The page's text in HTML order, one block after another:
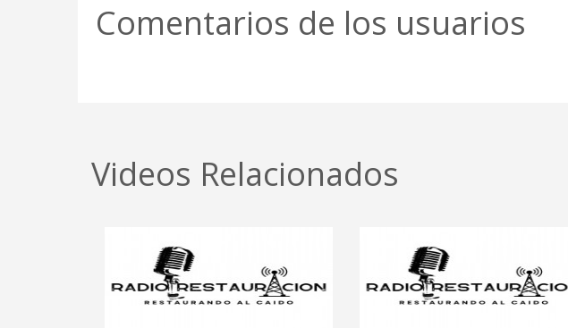
Comentarios de los usuarios
Videos Relacionados